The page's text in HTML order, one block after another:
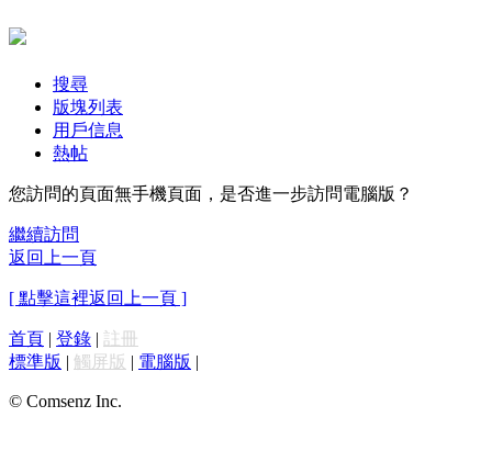
搜尋
版塊列表
用戶信息
熱帖
您訪問的頁面無手機頁面，是否進一步訪問電腦版？
繼續訪問
返回上一頁
[ 點擊這裡返回上一頁 ]
首頁 | 登錄 | 註冊
標準版 | 觸屏版 | 電腦版 |
© Comsenz Inc.